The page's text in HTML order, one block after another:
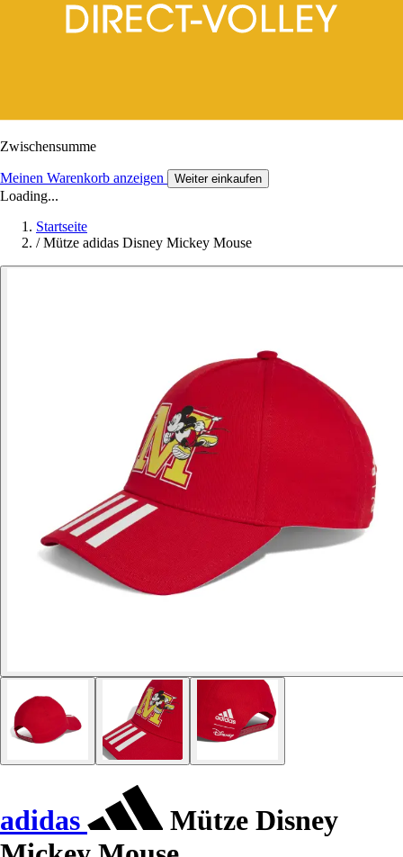
Zwischensumme
Meinen Warenkorb anzeigen Weiter einkaufen
Loading...
Startseite
/ Mütze adidas Disney Mickey Mouse
adidas
Mütze Disney